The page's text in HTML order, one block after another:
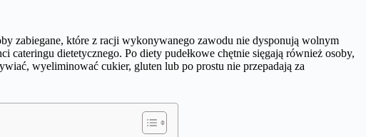
zabiegane, które z racji wykonywanego zawodu nie dysponują wolnym
cateringu dietetycznego. Po diety pudełkowe chętnie sięgają również osoby,
wyeliminować cukier, gluten lub po prostu nie przepadają za